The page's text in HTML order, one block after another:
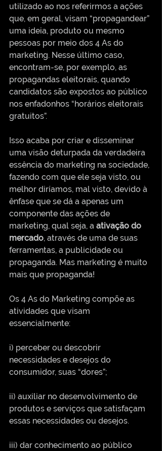
utilizado ao nos referirmos a ações
que, em geral, visam “propagandear”
uma ideia, produto ou mesmo
pessoas por meio dos 4 As do
marketing. Nesse último caso,
encontram-se, por exemplo, as
propagandas eleitorais, quando
candidatos são expostos ao público
nos enfadonhos “horários eleitorais
gratuitos”.
Isso acaba por criar e disseminar
uma visão deturpada da verdadeira
essência do marketing na sociedade,
fazendo com que ele seja visto, ou
melhor diríamos, mal visto, devido à
ênfase que se dá a apenas um
componente das ações de
marketing, qual seja, a ativação do
mercado, através de uma de suas
ferramentas, a publicidade ou
propaganda. Mas marketing é muito
mais que propaganda!
Os 4 As do Marketing compõe as
atividades que visam
essencialmente:
i) perceber ou descobrir
necessidades e desejos do
consumidor, suas “dores”;
ii) auxiliar no desenvolvimento de
produtos e serviços que satisfaçam
essas necessidades ou desejos.
iii) dar conhecimento ao público